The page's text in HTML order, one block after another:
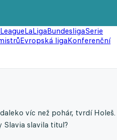
LaLigaBundesligaSerie
Evropská ligaKonferenční
víc než pohár, tvrdí Holeš.
Slavia slavila titul?